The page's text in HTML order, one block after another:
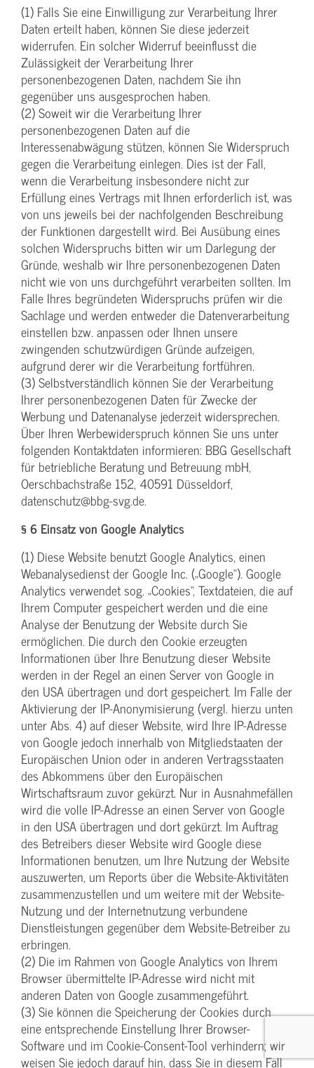
(1) Falls Sie eine Einwilligung zur Verarbeitung Ihrer
Daten erteilt haben, können Sie diese jederzeit
widerrufen. Ein solcher Widerruf beeinflusst die
Zulässigkeit der Verarbeitung Ihrer
personenbezogenen Daten, nachdem Sie ihn
gegenüber uns ausgesprochen haben.
(2) Soweit wir die Verarbeitung Ihrer
personenbezogenen Daten auf die
Interessenabwägung stützen, können Sie Widerspruch
gegen die Verarbeitung einlegen. Dies ist der Fall,
wenn die Verarbeitung insbesondere nicht zur
Erfüllung eines Vertrags mit Ihnen erforderlich ist, was
von uns jeweils bei der nachfolgenden Beschreibung
der Funktionen dargestellt wird. Bei Ausübung eines
solchen Widerspruchs bitten wir um Darlegung der
Gründe, weshalb wir Ihre personenbezogenen Daten
nicht wie von uns durchgeführt verarbeiten sollten. Im
Falle Ihres begründeten Widerspruchs prüfen wir die
Sachlage und werden entweder die Datenverarbeitung
einstellen bzw. anpassen oder Ihnen unsere
zwingenden schutzwürdigen Gründe aufzeigen,
aufgrund derer wir die Verarbeitung fortführen.
(3) Selbstverständlich können Sie der Verarbeitung
Ihrer personenbezogenen Daten für Zwecke der
Werbung und Datenanalyse jederzeit widersprechen.
Über Ihren Werbewiderspruch können Sie uns unter
folgenden Kontaktdaten informieren: BBG Gesellschaft
für betriebliche Beratung und Betreuung mbH,
Oerschbachstraße 152, 40591 Düsseldorf,
datenschutz@bbg-svg.de.
§ 6 Einsatz von Google Analytics
(1) Diese Website benutzt Google Analytics, einen
Webanalysedienst der Google Inc. („Google“). Google
Analytics verwendet sog. „Cookies“, Textdateien, die auf
Ihrem Computer gespeichert werden und die eine
Analyse der Benutzung der Website durch Sie
ermöglichen. Die durch den Cookie erzeugten
Informationen über Ihre Benutzung dieser Website
werden in der Regel an einen Server von Google in
den USA übertragen und dort gespeichert. Im Falle der
Aktivierung der IP-Anonymisierung (vergl. hierzu unten
unter Abs. 4) auf dieser Website, wird Ihre IP-Adresse
von Google jedoch innerhalb von Mitgliedstaaten der
Europäischen Union oder in anderen Vertragsstaaten
des Abkommens über den Europäischen
Wirtschaftsraum zuvor gekürzt. Nur in Ausnahmefällen
wird die volle IP-Adresse an einen Server von Google
in den USA übertragen und dort gekürzt. Im Auftrag
des Betreibers dieser Website wird Google diese
Informationen benutzen, um Ihre Nutzung der Website
auszuwerten, um Reports über die Website-Aktivitäten
zusammenzustellen und um weitere mit der Website-
Nutzung und der Internetnutzung verbundene
Dienstleistungen gegenüber dem Website-Betreiber zu
erbringen.
(2) Die im Rahmen von Google Analytics von Ihrem
Browser übermittelte IP-Adresse wird nicht mit
anderen Daten von Google zusammengeführt.
(3) Sie können die Speicherung der Cookies durch
eine entsprechende Einstellung Ihrer Browser-
Software und im Cookie-Consent-Tool verhindern; wir
weisen Sie jedoch darauf hin, dass Sie in diesem Fall